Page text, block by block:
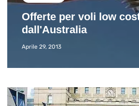
Offerte per voli low
dall'Australia
Aprile 29, 2013